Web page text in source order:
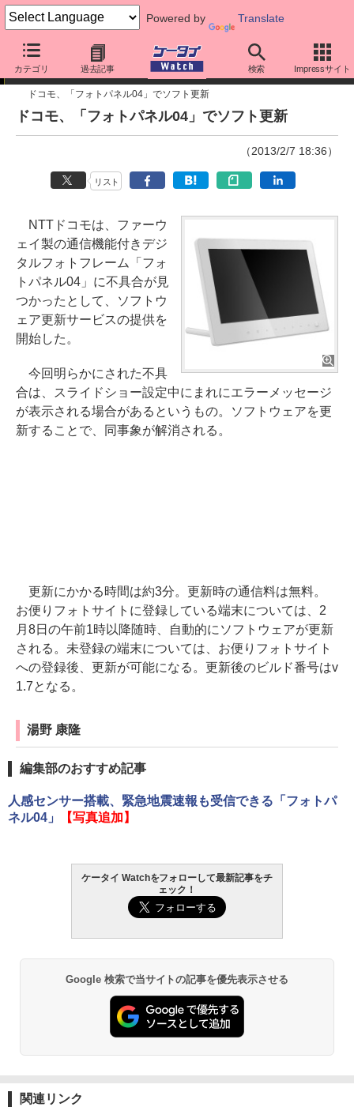
Powered by Translate
カテゴリ 過去記事 検索 Impressサイト
ニュース
ドコモ、「フォトパネル04」でソフト更新
ドコモ、「フォトパネル04」でソフト更新
（2013/2/7 18:36）
リスト
NTTドコモは、ファーウ
ェイ製の通信機能付きデジ
タルフォトフレーム「フォ
トパネル04」に不具合が見
つかったとして、ソフトウ
ェア更新サービスの提供を
開始した。
今回明らかにされた不具
合は、スライドショー設定中にまれにエラーメッセージ
が表示される場合があるというもの。ソフトウェアを更
新することで、同事象が解消される。
更新にかかる時間は約3分。更新時の通信料は無料。
お便りフォトサイトに登録している端末については、2
月8日の午前1時以降随時、自動的にソフトウェアが更新
される。未登録の端末については、お便りフォトサイト
への登録後、更新が可能になる。更新後のビルド番号はv
1.7となる。
湯野 康隆
編集部のおすすめ記事
人感センサー搭載、緊急地震速報も受信できる「フォトパ
ネル04」
【写真追加】
ケータイ Watchをフォローして最新記事をチ
ェック！
Google 検索で当サイトの記事を優先表示させる
関連リンク